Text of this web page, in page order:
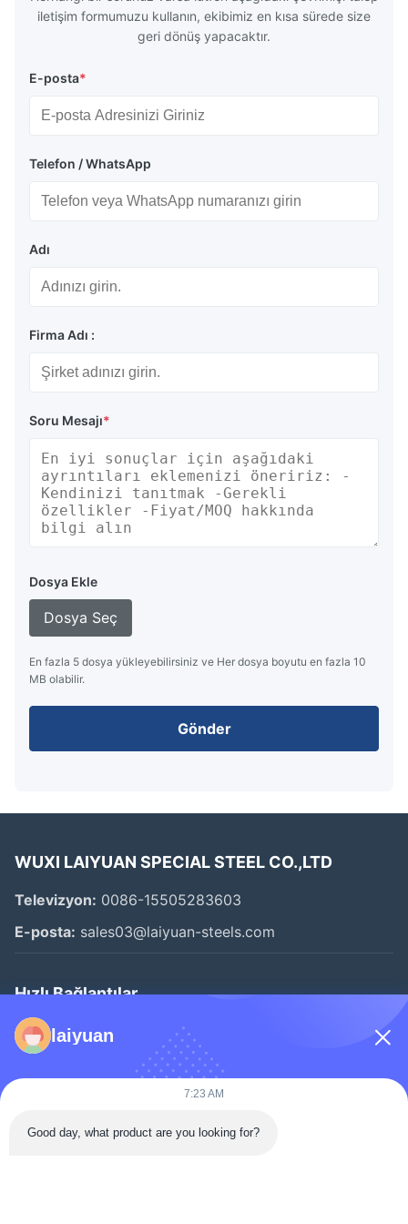
iletişim formumuzu kullanın, ekibimiz en kısa sürede size
geri dönüş yapacaktır.
E-posta*
Telefon / WhatsApp
Adı
Firma Adı :
Soru Mesajı*
Dosya Ekle
Dosya Seç
En fazla 5 dosya yükleyebilirsiniz ve Her dosya boyutu en fazla 10
MB olabilir.
Gönder
WUXI LAIYUAN SPECIAL STEEL CO.,LTD
Televizyon: 0086-15505283603
E-posta: sales03@laiyuan-steels.com
Hızlı Bağlantılar
Evde
Hakkımızda
laiyuan
7:23 AM
Good day, what product are you looking for?